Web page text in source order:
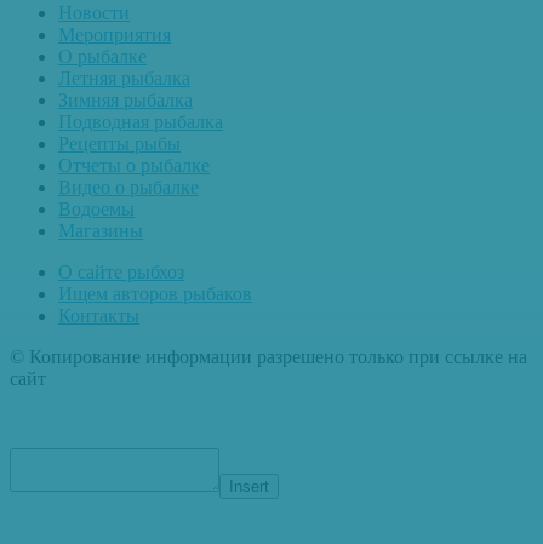
Новости
Мероприятия
О рыбалке
Летняя рыбалка
Зимняя рыбалка
Подводная рыбалка
Рецепты рыбы
Отчеты о рыбалке
Видео о рыбалке
Водоемы
Магазины
О сайте рыбхоз
Ищем авторов рыбаков
Контакты
© Копирование информации разрешено только при ссылке на
сайт
Insert